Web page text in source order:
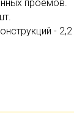
проёмов.
-